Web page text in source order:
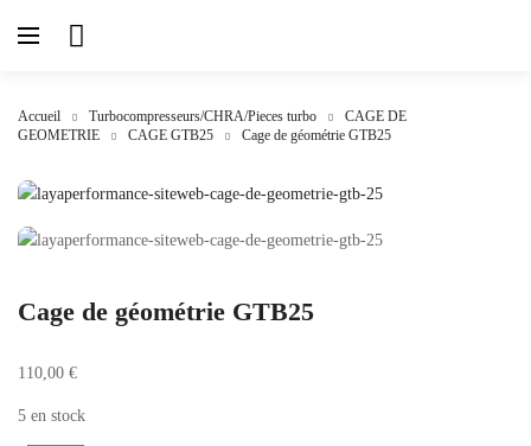
Accueil Turbocompresseurs/CHRA/Pieces turbo
CAGE DE
GEOMETRIE
CAGE GTB25 Cage de géométrie GTB25
Cage de géométrie GTB25
110,00 €
5 en stock